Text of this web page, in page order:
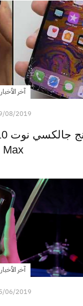
آخر الأخبار
08/2019
Max
آخر الأخبار
06/2019